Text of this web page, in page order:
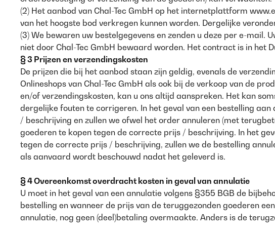
(2) Het aanbod van Chal-Tec GmbH op het internetplattform
van het hoogste bod verkregen kunnen worden. Dergelijke
(3) We bewaren uw bestelgegevens en zenden u deze per e-mail.
niet door Chal-Tec GmbH bewaard worden. Het contract is in het
§ 3 Prijzen en verzendingskosten
De prijzen die bij het aanbod staan zijn geldig, evenals de
Onlineshops van Chal-Tec GmbH als ook bij de verkoop van de
en/of verzendingskosten, kan u ons altijd aanspreken. Het kan
dergelijke fouten te corrigeren. In het geval van een bestelling
/ beschrijving en zullen we ofwel het order annuleren (met
goederen te kopen tegen de correcte prijs / beschrijving. In het
tegen de correcte prijs / beschrijving, zullen we de bestelling
als aanvaard wordt beschouwd nadat het geleverd is.
§ 4 Overeenkomst overdracht kosten in geval van annulatie
U moet in het geval van een annulatie volgens §355 BGB de
bestelling en wanneer de prijs van de teruggezonden goederen
annulatie, nog geen (deel)betaling overmaakte. Anders is de